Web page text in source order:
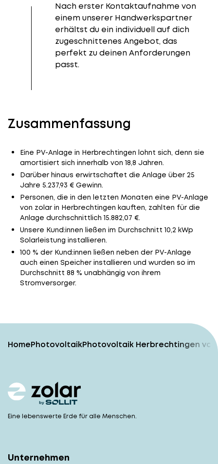
Nach erster Kontaktaufnahme von
einem unserer Handwerkspartner
erhältst du ein individuell auf dich
zugeschnittenes Angebot, das
perfekt zu deinen Anforderungen
passt.
Zusammenfassung
Eine PV-Anlage in Herbrechtingen lohnt sich, denn sie
amortisiert sich innerhalb von 18,8 Jahren.
Darüber hinaus erwirtschaftet die Anlage über 25
Jahre 5.237,93 € Gewinn.
Personen, die in den letzten Monaten eine PV-Anlage
von zolar in Herbrechtingen kauften, zahlten für die
Anlage durchschnittlich 15.882,07 €.
Unsere Kund:innen ließen im Durchschnitt 10,2 kWp
Solarleistung installieren.
100 % der Kund:innen ließen neben der PV-Anlage
auch einen Speicher installieren und wurden so im
Durchschnitt 88 % unabhängig von ihrem
Stromversorger.
HomePhotovoltaikPhotovoltaik Herbrechtingen
Eine lebenswerte Erde für alle Menschen.
Unternehmen